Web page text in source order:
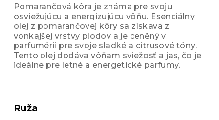
Pomarančová kôra je známa pre svoju
osviežujúcu a energizujúcu vôňu. Esenciálny
olej z pomarančovej kôry sa získava z
vonkajšej vrstvy plodov a je ceněný v
parfumérii pre svoje sladké a citrusové tóny.
Tento olej dodáva vôňam sviežosť a jas, čo je
ideálne pre letné a energetické parfumy.
Ruža